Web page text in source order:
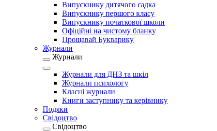
Випускнику дитячого садка
Випускнику першого класу
Випускнику початкової школи
Офіційні на чистому бланку
Прощавай Букварику
Журнали
Журнали
Журнали для ДНЗ та шкіл
Журнали психологу
Класні журнали
Книги заступнику та керівнику
Подяки
Свідоцтво
Свідоцтво